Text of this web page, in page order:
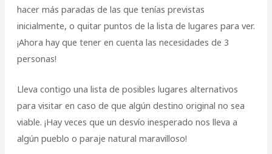
hacer más paradas de las que tenías previstas
inicialmente, o quitar puntos de la lista de lugares para ver.
¡Ahora hay que tener en cuenta las necesidades de 3
personas!
Lleva contigo una lista de posibles lugares alternativos
para visitar en caso de que algún destino original no sea
viable. ¡Hay veces que un desvío inesperado nos lleva a
algún pueblo o paraje natural maravilloso!